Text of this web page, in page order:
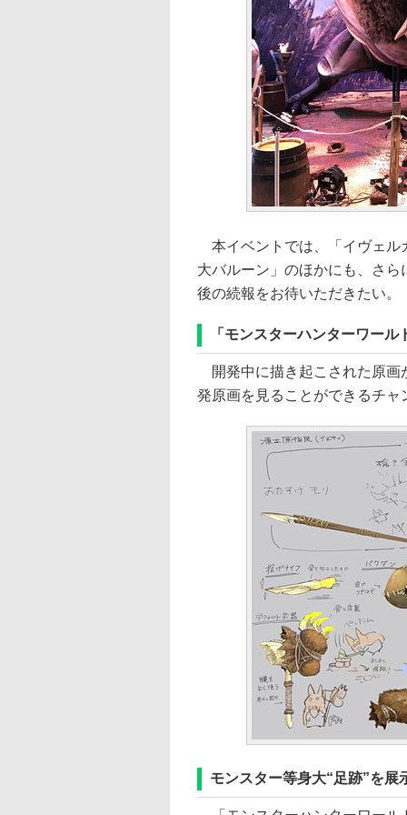
本イベントでは、「イヴェル
大バルーン」のほかにも、さ
後の続報をお待いただきたい。
「モンスターハンターワー
開発中に描き起こされた原画
発原画を見ることができるチャ
モンスター等身大“足跡”を展